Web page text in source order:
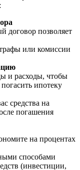
договор позволяет
или комиссии
и расходы, чтобы
ипотеку
средства на
погашения
на процентах
способами
(инвестиции,